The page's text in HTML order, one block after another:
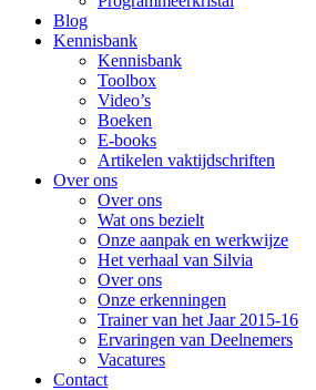
Blog
Kennisbank
Kennisbank
Toolbox
Video’s
Boeken
E-books
Artikelen vaktijdschriften
Over ons
Over ons
Wat ons bezielt
Onze aanpak en werkwijze
Het verhaal van Silvia
Over ons
Onze erkenningen
Trainer van het Jaar 2015-16
Ervaringen van Deelnemers
Vacatures
Contact